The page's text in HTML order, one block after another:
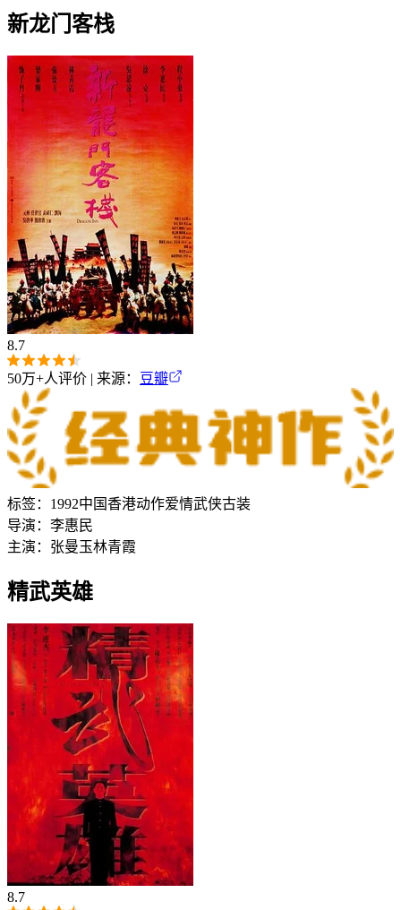
新龙门客栈
8.7
50万+人评价 | 来源： 豆瓣
标签： 1992中国香港动作爱情武侠古装
导演： 李惠民
主演： 张曼玉林青霞
精武英雄
8.7